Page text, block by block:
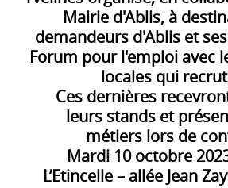
Mairie d'Ablis, à
demandeurs d'Ablis et
Forum pour l'emploi avec
locales qui
Ces dernières
leurs stands et
métiers lors de
Mardi 10 octobre
L’Etincelle – allée Jean